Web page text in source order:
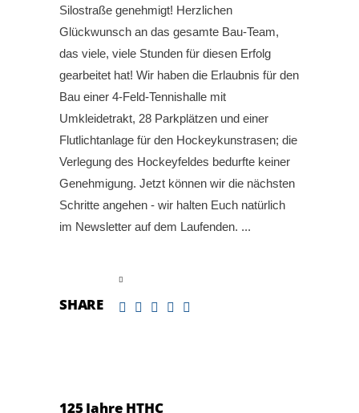
Silostraße genehmigt! Herzlichen
Glückwunsch an das gesamte Bau-Team,
das viele, viele Stunden für diesen Erfolg
gearbeitet hat! Wir haben die Erlaubnis für den
Bau einer 4-Feld-Tennishalle mit
Umkleidetrakt, 28 Parkplätzen und einer
Flutlichtanlage für den Hockeykunstrasen; die
Verlegung des Hockeyfeldes bedurfte keiner
Genehmigung. Jetzt können wir die nächsten
Schritte angehen - wir halten Euch natürlich
im Newsletter auf dem Laufenden.
SHARE
125 Jahre HTHC